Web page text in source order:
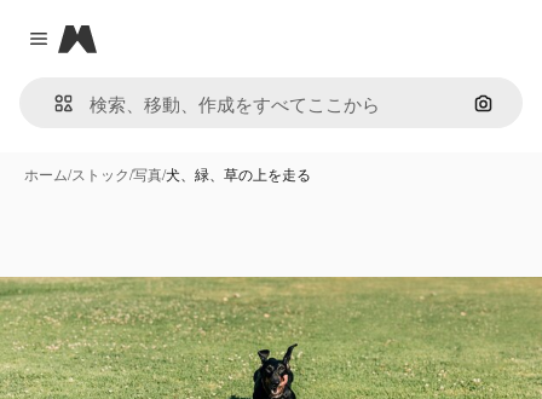
Close menu
Magnific
画像で
ホーム/ストック/写真/犬、緑、草の上を走る